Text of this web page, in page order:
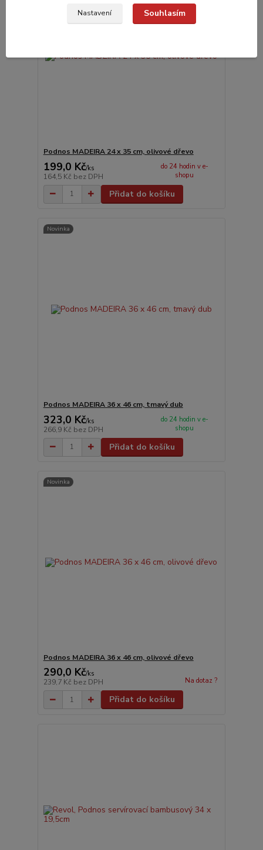
Podnos MADEIRA 24 x 35 cm, olivové dřevo
199,0 Kč/ks
164,5 Kč bez DPH
do 24 hodin v e-
shopu
Přidat do košíku
Novinka
Podnos MADEIRA 36 x 46 cm, tmavý dub
323,0 Kč/ks
266,9 Kč bez DPH
do 24 hodin v e-
shopu
Přidat do košíku
Novinka
Podnos MADEIRA 36 x 46 cm, olivové dřevo
290,0 Kč/ks
239,7 Kč bez DPH Na dotaz ?
Přidat do košíku
Nastavení Souhlasím